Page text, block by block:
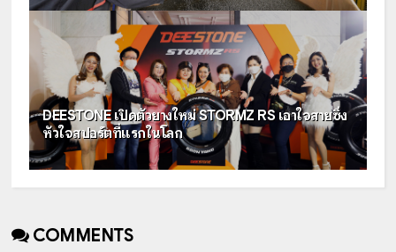
DEESTONE เปิดตัวยางใหม่ STORMZ RS เอาใจสายซิ่ง
หัวใจสปอร์ตที่แรกในโลก
COMMENTS